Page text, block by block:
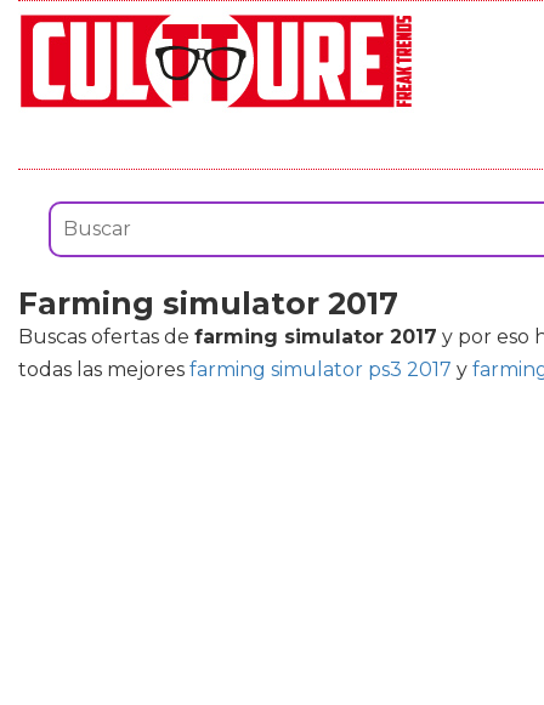
Farming simulator 2017
Buscas ofertas de farming simulator 2017 y por eso
todas las mejores farming simulator ps3 2017 y